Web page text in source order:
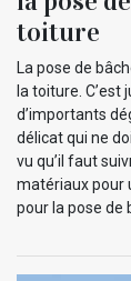
toiture
La pose de
la toiture.
d’importants
délicat qui ne
vu qu’il faut
matériaux pour
pour la pose de